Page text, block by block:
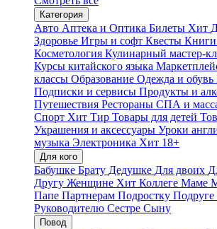
Категория
Авто Аптека и Оптика Билеты Хит
Здоровье Игры и софт Квесты Книги
Косметология Кулинарный мастер-
Курсы китайского языка
классы Образование Одежда и обувь
Подписки и сервисы Продукты и
Путешествия Рестораны СПА и
Спорт Хит Тир Товары для детей
Украшения и аксессуары Уроки
музыка Электроника Хит 18+
Для кого
Бабушке Брату Дедушке Для двоих
Другу Женщине Хит Коллеге Маме
Папе Партнерам Подростку Подруге
Руководителю Сестре Сыну
Повод